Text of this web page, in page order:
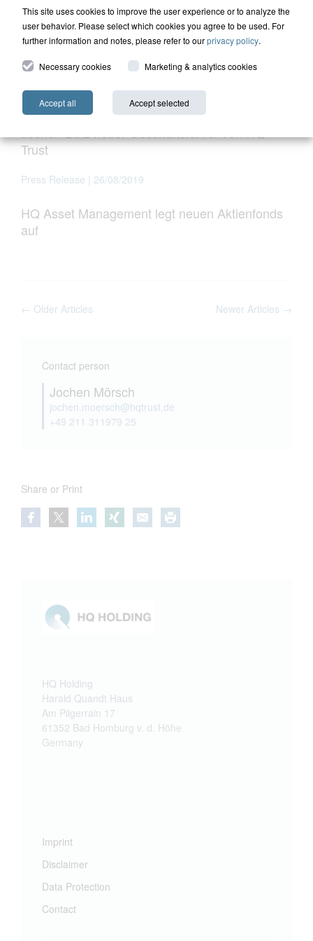
Press Release | 29/01/2020
Ertragserwartungen, steigende Volatilität
Press Release | 29/10/2019
Jochen Butz neuer Geschäftsführer von HQ
Trust
Press Release | 26/08/2019
HQ Asset Management legt neuen Aktienfonds
auf
← Older Articles Newer Articles →
Contact person
Jochen Mörsch
jochen.moersch@hqtrust.de
+49 211 311979 25
Share or Print
HQ Holding
Harald Quandt Haus
Am Pilgerrain 17
61352 Bad Homburg v. d. Höhe
Germany
Imprint
Disclaimer
Data Protection
Contact
This site uses cookies to improve the user experience or to analyze the
user behavior. Please select which cookies you agree to be used. For
further information and notes, please refer to ourprivacy policy.
Necessary cookies Marketing & analytics cookies
Accept all Accept selected